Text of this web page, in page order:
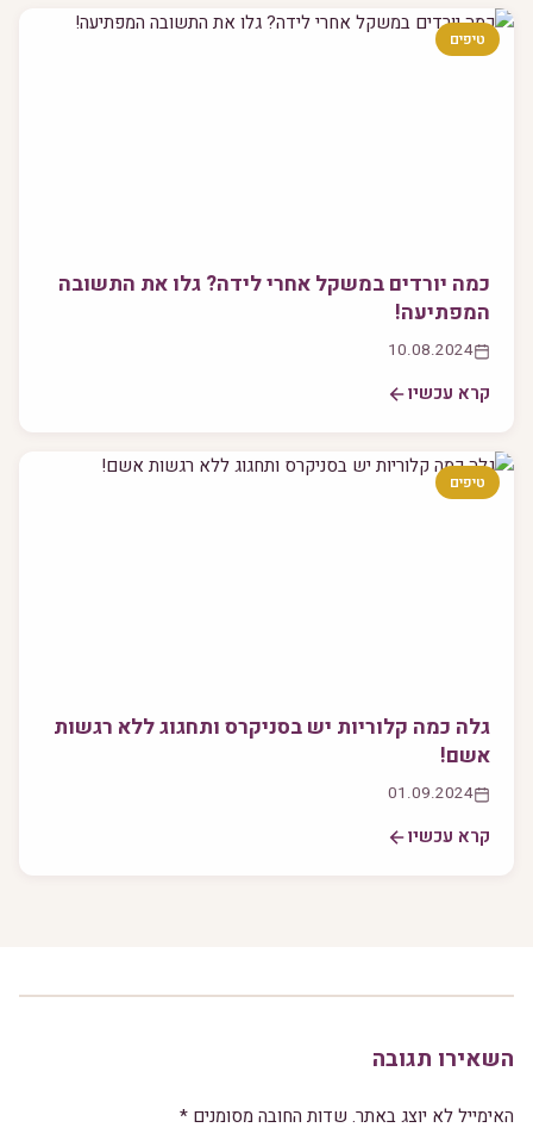
טיפים
כמה יורדים במשקל אחרי לידה? גלו את התשובה
המפתיעה!
10.08.2024
קרא עכשיו
טיפים
גלה כמה קלוריות יש בסניקרס ותחגוג ללא רגשות
אשם!
01.09.2024
קרא עכשיו
השאירו תגובה
האימייל לא יוצג באתר. שדות החובה מסומנים *